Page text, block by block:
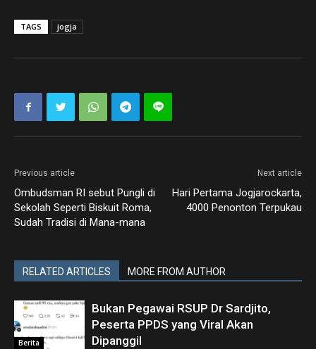
TAGS jogja
Previous article
Ombudsman RI sebut Pungli di
Sekolah Seperti Biskuit Roma,
Sudah Tradisi di Mana-mana
Next article
Hari Pertama Jogjarockarta,
4000 Penonton Terpukau
RELATED ARTICLES MORE FROM AUTHOR
Berita
Bukan Pegawai RSUP Dr Sardjito,
Peserta PPDS yang Viral Akan
Dipanggil